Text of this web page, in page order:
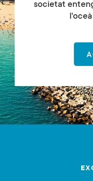
societat